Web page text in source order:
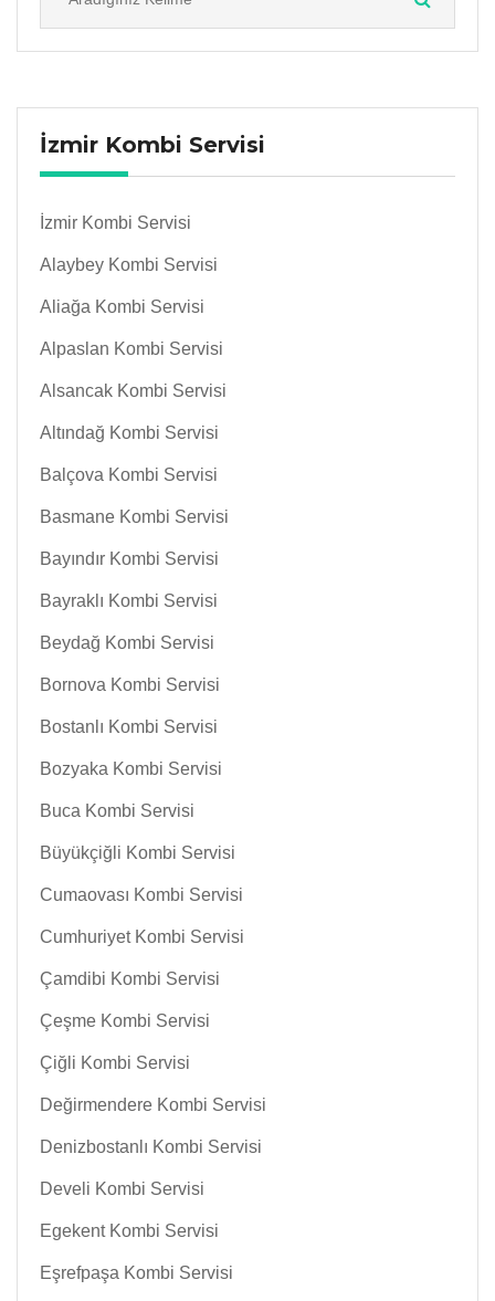
İzmir Kombi Servisi
İzmir Kombi Servisi
Alaybey Kombi Servisi
Aliağa Kombi Servisi
Alpaslan Kombi Servisi
Alsancak Kombi Servisi
Altındağ Kombi Servisi
Balçova Kombi Servisi
Basmane Kombi Servisi
Bayındır Kombi Servisi
Bayraklı Kombi Servisi
Beydağ Kombi Servisi
Bornova Kombi Servisi
Bostanlı Kombi Servisi
Bozyaka Kombi Servisi
Buca Kombi Servisi
Büyükçiğli Kombi Servisi
Cumaovası Kombi Servisi
Cumhuriyet Kombi Servisi
Çamdibi Kombi Servisi
Çeşme Kombi Servisi
Çiğli Kombi Servisi
Değirmendere Kombi Servisi
Denizbostanlı Kombi Servisi
Develi Kombi Servisi
Egekent Kombi Servisi
Eşrefpaşa Kombi Servisi